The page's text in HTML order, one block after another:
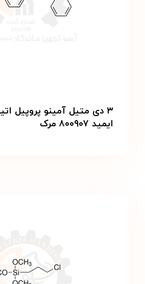
۳ دی متیل آمینو پروپیل
ایمید ۸۰۰۹۰۷ مرک